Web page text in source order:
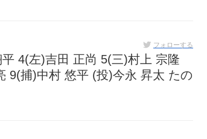
フォローする
4(左)吉田 正尚 5(三)村上 宗隆
9(捕)中村 悠平 (投)今永 昇太 たの